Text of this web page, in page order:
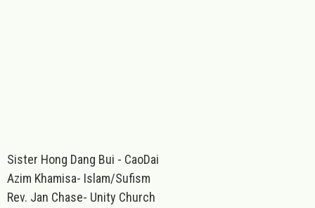
Sister Hong Dang Bui - CaoDai
Azim Khamisa- Islam/Sufism
Rev. Jan Chase- Unity Church